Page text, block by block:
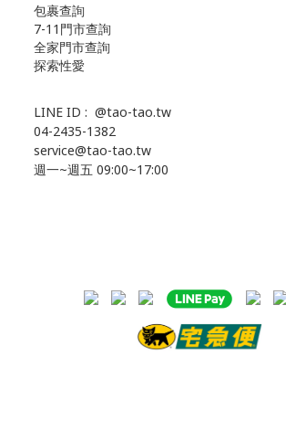
包裹查詢
7-11門市查詢
全家門市查詢
探索性愛
LINE ID : @tao-tao.tw
04-2435-1382
service@tao-tao.tw
週一~週五 09:00~17:00